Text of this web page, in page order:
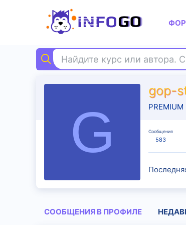
Найдите курс или автора.
G
gop-
PREMIUM
Сообщения
583
СООБЩЕНИЯ В ПРОФИЛЕ